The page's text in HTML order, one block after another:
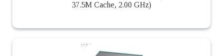
37.5M Cache, 2.00 GHz)